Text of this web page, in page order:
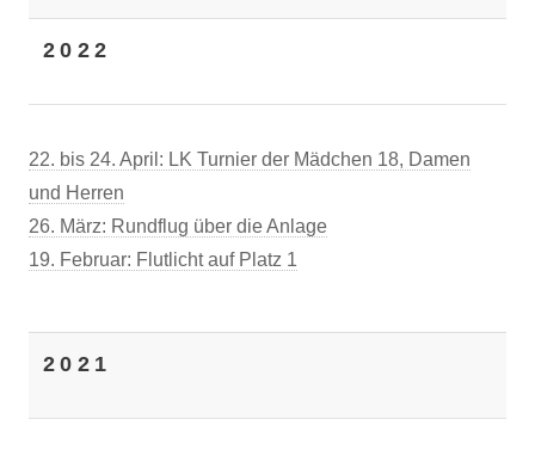
2022
22. bis 24. April: LK Turnier der Mädchen 18, Damen
und Herren
26. März: Rundflug über die Anlage
19. Februar: Flutlicht auf Platz 1
2021